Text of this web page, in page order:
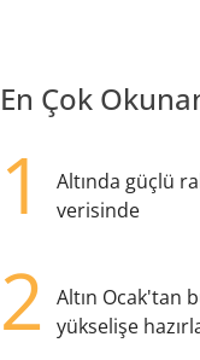
En Çok
1
Altında güçlü
verisinde
2
Altın Ocak'tan
yükselişe